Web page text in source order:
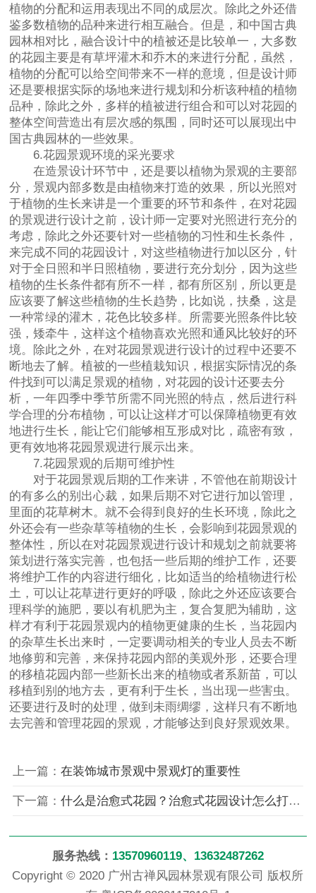
植物的分配和运用表现出不同的成层次。除此之外还借
鉴多数植物的品种来进行相互融合。但是，和中国古典
园林相对比，融合设计中的植被还是比较单一，大多数
的花园主要是有草坪灌木和乔木的来进行分配，虽然，
植物的分配可以给空间带来不一样的意境，但是设计师
还是要根据实际的场地来进行规划和分析该种植的植物
品种，除此之外，多样的植被进行组合和可以对花园的
整体空间营造出有层次感的氛围，同时还可以展现出中
国古典园林的一些效果。
6.花园景观环境的采光要求
在造景设计环节中，还是要以植物为景观的主要部
分，景观内部多数是由植物来打造的效果，所以光照对
于植物的生长来讲是一个重要的环节和条件，在对花园
的景观进行设计之前，设计师一定要对光照进行充分的
考虑，除此之外还要针对一些植物的习性和生长条件，
来完成不同的花园设计，对这些植物进行加以区分，针
对于全日照和半日照植物，要进行充分划分，因为这些
植物的生长条件都有所不一样，都有所区别，所以更是
应该要了解这些植物的生长趋势，比如说，扶桑，这是
一种常绿的灌木，花色比较多样。所需要光照条件比较
强，矮牵牛，这样这个植物喜欢光照和通风比较好的环
境。除此之外，在对花园景观进行设计的过程中还要不
断地去了解。植被的一些植栽知识，根据实际情况的条
件找到可以满足景观的植物，对花园的设计还要去分
析，一年四季中季节所需不同光照的特点，然后进行科
学合理的分布植物，可以让这样才可以保障植物更有效
地进行生长，能让它们能够相互形成对比，疏密有致，
更有效地将花园景观进行展示出来。
7.花园景观的后期可维护性
对于花园景观后期的工作来讲，不管他在前期设计
的有多么的别出心裁，如果后期不对它进行加以管理，
里面的花草树木。就不会得到良好的生长环境，除此之
外还会有一些杂草等植物的生长，会影响到花园景观的
整体性，所以在对花园景观进行设计和规划之前就要将
策划进行落实完善，也包括一些后期的维护工作，还要
将维护工作的内容进行细化，比如适当的给植物进行松
土，可以让花草进行更好的呼吸，除此之外还应该要合
理科学的施肥，要以有机肥为主，复合复肥为辅助，这
样才有利于花园景观内的植物更健康的生长，当花园内
的杂草生长出来时，一定要调动相关的专业人员去不断
地修剪和完善，来保持花园内部的美观外形，还要合理
的移植花园内部一些新长出来的植物或者系新苗，可以
移植到别的地方去，更有利于生长，当出现一些害虫。
还要进行及时的处理，做到未雨绸缪，这样只有不断地
去完善和管理花园的景观，才能够达到良好景观效果。
上一篇： 在装饰城市景观中景观灯的重要性
下一篇： 什么是治愈式花园？治愈式花园设计怎么打造？
服务热线： 13570960119、13632487262
Copyright © 2020 广州古禅风园林景观有限公司 版权所